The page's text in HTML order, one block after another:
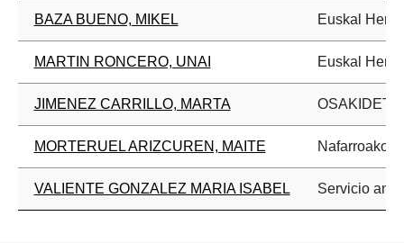
BAZA BUENO, MIKEL Euskal
MARTIN RONCERO, UNAI Euskal
JIMENEZ CARRILLO, MARTA
MORTERUEL ARIZCUREN, MAITE Nafarroako
VALIENTE GONZALEZ MARIA ISABEL Servicio